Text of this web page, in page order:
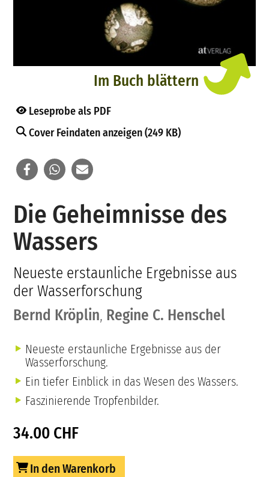
Im Buch blättern
Leseprobe als PDF
Cover Feindaten anzeigen (249 KB)
Die Geheimnisse des
Wassers
Neueste erstaunliche Ergebnisse aus
der Wasserforschung
Bernd Kröplin, Regine C. Henschel
Neueste erstaunliche Ergebnisse aus der
Wasserforschung.
Ein tiefer Einblick in das Wesen des Wassers.
Faszinierende Tropfenbilder.
34.00 CHF
In den Warenkorb